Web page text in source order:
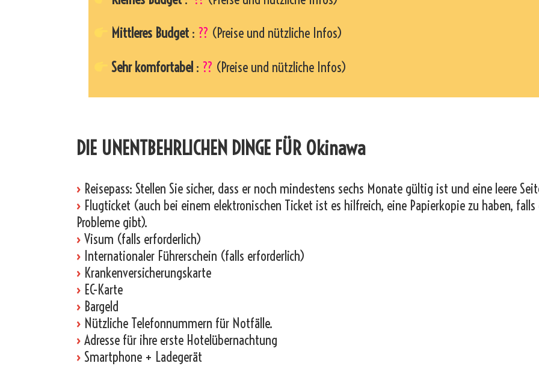
Mittleres Budget : ?? (Preise und nützliche Infos)
Sehr komfortabel : ?? (Preise und nützliche Infos)
DIE UNENTBEHRLICHEN DINGE FÜR Okinawa
› Reisepass: Stellen Sie sicher, dass er noch mindestens sechs Monate gültig ist und eine leere
› Flugticket (auch bei einem elektronischen Ticket ist es hilfreich, eine Papierkopie zu haben, falls
Probleme gibt).
› Visum (falls erforderlich)
› Internationaler Führerschein (falls erforderlich)
› Krankenversicherungskarte
› EC-Karte
› Bargeld
› Nützliche Telefonnummern für Notfälle.
› Adresse für ihre erste Hotelübernachtung
› Smartphone + Ladegerät